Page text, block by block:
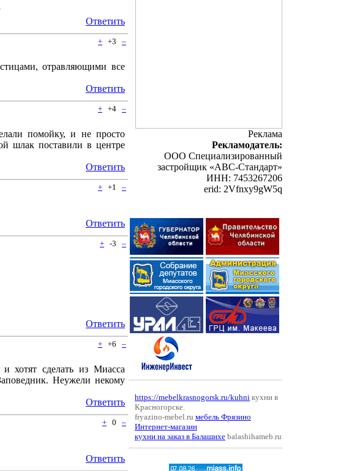
Ответить
+ +3 –
отравляющими все
Ответить
+ +4 –
помойку, и не просто
шлак поставили в центре
Ответить
+ +1 –
Ответить
+ -3 –
Ответить
+ +6 –
хотят сделать из Миасса
Неужели некому
Ответить
+ 0 –
Ответить
Реклама
Рекламодатель:
ООО Специализированный
застройщик «АВС-Стандарт»
ИНН: 7453267206
erid: 2Vfnxy9gW5q
https://mebelkrasnogorsk.ru/kuhni кухни в
Красногорске.
fryazino-mebel.ru мебель Фрязино
Интернет-магазин
кухни на заказ в Балашихе balashihameb.ru